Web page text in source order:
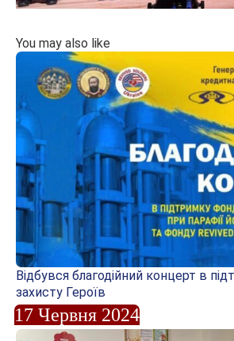
You may also like
Відбувся благодійний концерт в
захисту Героїв
17 Червня 2024